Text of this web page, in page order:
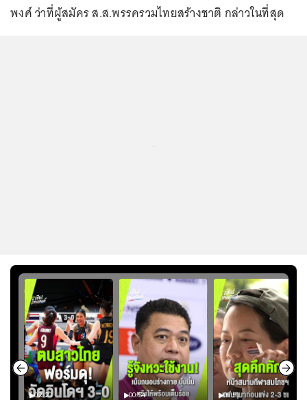
พงศ์ ว่าที่ผู้สมัคร ส.ส.พรรครวมไทยสร้างชาติ กล่าวในที่สุด
02:21 00:54 00:51